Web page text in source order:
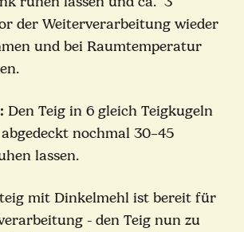
der Weiterverarbeitung wieder
und bei Raumtemperatur
Den Teig in 6 gleich Teigkugeln
nochmal 30–45
lassen.
mit Dinkelmehl ist bereit für
- den Teig nun zu